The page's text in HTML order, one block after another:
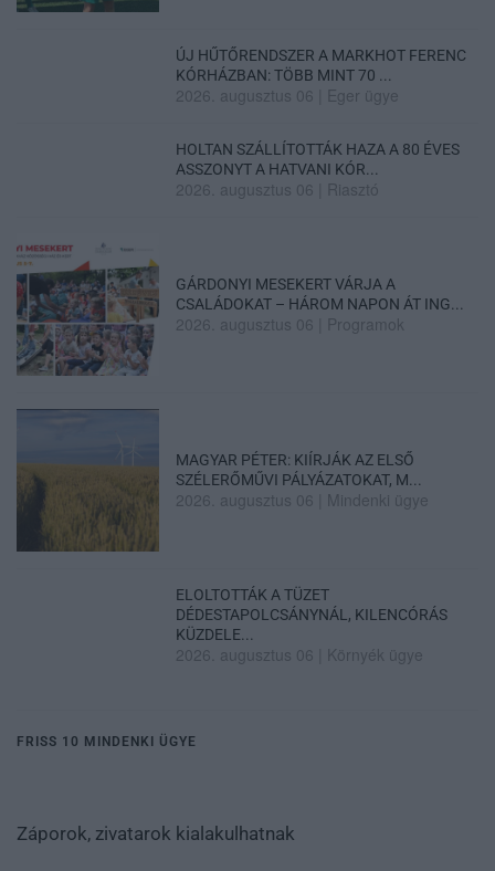
ÚJ HŰTŐRENDSZER A MARKHOT FERENC
KÓRHÁZBAN: TÖBB MINT 70 ...
2026. augusztus 06 Eger ügye
HOLTAN SZÁLLÍTOTTÁK HAZA A 80 ÉVES
ASSZONYT A HATVANI KÓR...
2026. augusztus 06 Riasztó
GÁRDONYI MESEKERT VÁRJA A
CSALÁDOKAT – HÁROM NAPON ÁT ING...
2026. augusztus 06 Programok
MAGYAR PÉTER: KIÍRJÁK AZ ELSŐ
SZÉLERŐMŰVI PÁLYÁZATOKAT, M...
2026. augusztus 06 Mindenki ügye
ELOLTOTTÁK A TÜZET
DÉDESTAPOLCSÁNYNÁL, KILENCÓRÁS
KÜZDELE...
2026. augusztus 06 Környék ügye
FRISS 10 MINDENKI ÜGYE
Záporok, zivatarok kialakulhatnak